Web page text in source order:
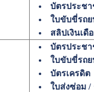
บัตรประช
ใบขับขี่รถ
สลิปเงินเดื
บัตรประช
ใบขับขี่รถ
บัตรเครดิต
ใบส่งซ่อม